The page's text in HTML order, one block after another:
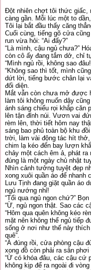
Đột nhiên chợt tôi thức giấc,
càng gần. Mỗi lúc một to
Tôi lại bắt đầu thấy căng
Cuối cùng, tiếng gõ cửa
run vừa hỏi: “Ai đấy?”
“Là mình, cậu ngủ chưa?”
còn cô ấy đang tắm dở, chỉ
“Mình ngủ rồi, không sao
“Không sao thì tốt, mình
dứt lời, tiếng bước chân lại
đối diện.
Mắt vẫn còn chưa mở được
làm tôi không muốn dậy
ánh sáng chiếu rọi khắp căn
lên tận đỉnh núi. Vươn vai
rèm lên, thời tiết hôm nay
sáng bao phủ toàn bộ khu
trời, làm vài động tác hít
chim lạ kéo đến bay lượn
chảy một cách êm ả, phát
đúng là một ngày chủ nhật
Nhìn cảnh tưởng tuyệt đẹp
xong xuôi quần áo để nhanh
Lưu Tịnh đang giặt quần áo
ngủ nướng nhỉ!
“Tối qua ngủ ngon chứ?”
“Ừ, ngủ ngon thật. Sao các
“Hôm qua quên không kéo
mặt nên không thể ngủ tiếp
sống ở nơi như thế này
quê”.
“À đúng rồi, cửa phòng cậu
xong đồ còn phải ra sân phơi
“Ừ có khóa đâu, các cậu cứ
không kịp để ra ngoài đi